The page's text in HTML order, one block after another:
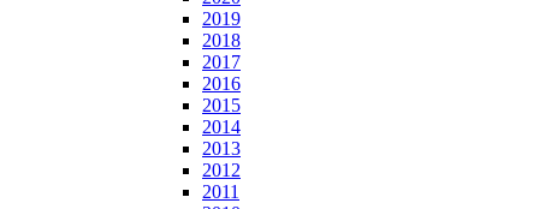
2019
2018
2017
2016
2015
2014
2013
2012
2011